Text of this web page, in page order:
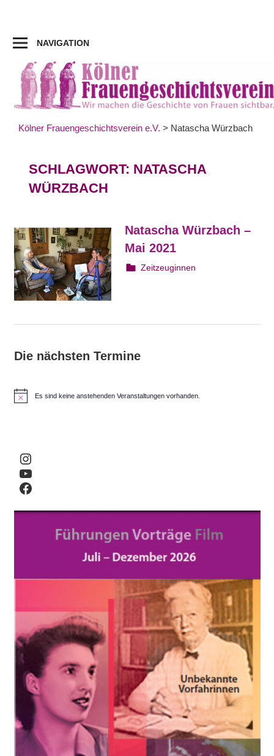
springen
NAVIGATION
Kölner Frauengeschichtsverein e.V. > Natascha Würzbach
SCHLAGWORT: NATASCHA
WÜRZBACH
Natascha Würzbach –
Mai 2021
19. Mai 2021
webmam
Zeitzeuginnen
Die nächsten Termine
Es sind keine anstehenden Veranstaltungen vorhanden.
Instagram
YouTube
Facebook